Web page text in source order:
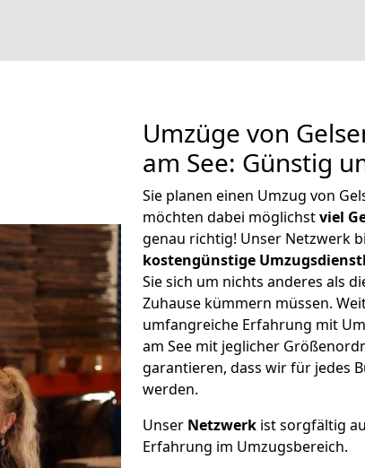
Umzüge von
am See: Günstig
Sie planen einen Umzug von
möchten dabei möglichstviel
genau richtig! Unser Netzwerk
kostengünstige
Sie sich um nichts anderes als
Zuhause kümmern müssen.
umfangreiche Erfahrung mit
am See mit jeglicher
garantieren, dass wir für jedes
werden.
Unser Netzwerk ist sorgfältig
Erfahrung im Umzugsbereich.